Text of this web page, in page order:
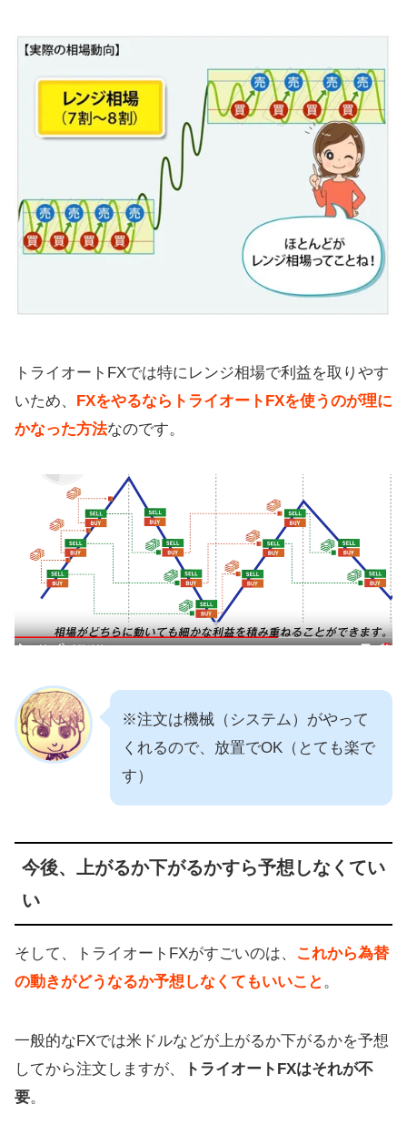
トライオートFXでは特にレンジ相場で利益を取りやす
いため、 FXをやるならトライオートFXを使うのが理に
かなった方法なのです。
※注文は機械（システム）がやって
くれるので、放置でOK（とても楽で
す）
今後、上がるか下がるかすら予想しなくてい
い
そして、トライオートFXがすごいのは、
これから為替
の動きがどうなるか予想しなくてもいいこと 。
一般的なFXでは米ドルなどが上がるか下がるかを予想
してから注文しますが、
トライオートFXはそれが不
要。